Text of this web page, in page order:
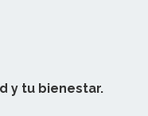
y tu bienestar.